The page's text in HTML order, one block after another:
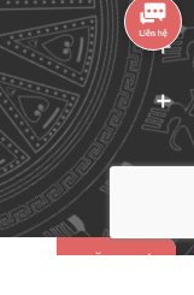
ĐĂNG KÝ